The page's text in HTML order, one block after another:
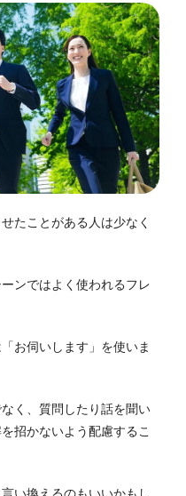
たことがある人は少なく
ンではよく使われるフレ
お伺いします」を使いま
く、質問したり話を聞い
招かないよう配慮するこ